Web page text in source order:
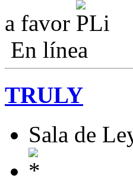
a favor
En línea
TRULY
Sala de